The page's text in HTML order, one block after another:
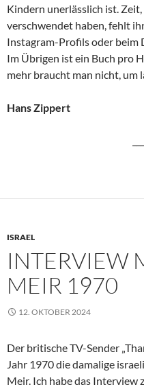
Kindern unerlässlich ist.
verschwendet haben, fehlt
Instagram-Profils oder beim
Im Übrigen ist ein Buch pro
mehr braucht man nicht, um
Hans Zippert
ISRAEL
INTERVIEW
MEIR 1970
12. OKTOBER 2024
Der britische TV-Sender
Jahr 1970 die damalige
Meir. Ich habe das Interview